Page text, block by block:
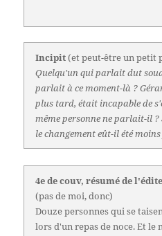
Incipit(et peut-être un petit
Quelqu'un qui parlait dut
parlait à ce moment-là ?
plus tard, était incapable de
même personne ne parlait-il ?
le changement eût-il été
4e de couv, résumé de
(pas de moi, donc)
Douze personnes qui se
lors d'un repas de noce. Et le